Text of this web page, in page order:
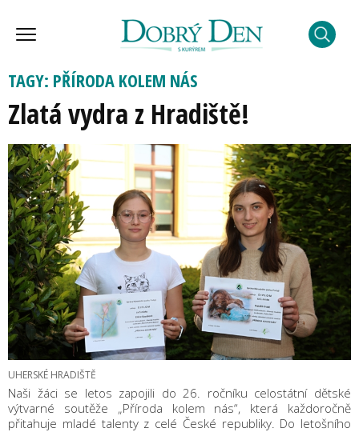
TAGY: PŘÍRODA KOLEM NÁS
Zlatá vydra z Hradiště!
UHERSKÉ HRADIŠTĚ
Naši žáci se letos zapojili do 26. ročníku celostátní dětské
výtvarné soutěže „Příroda kolem nás“, která každoročně
přitahuje mladé talenty z celé České republiky. Do letošního